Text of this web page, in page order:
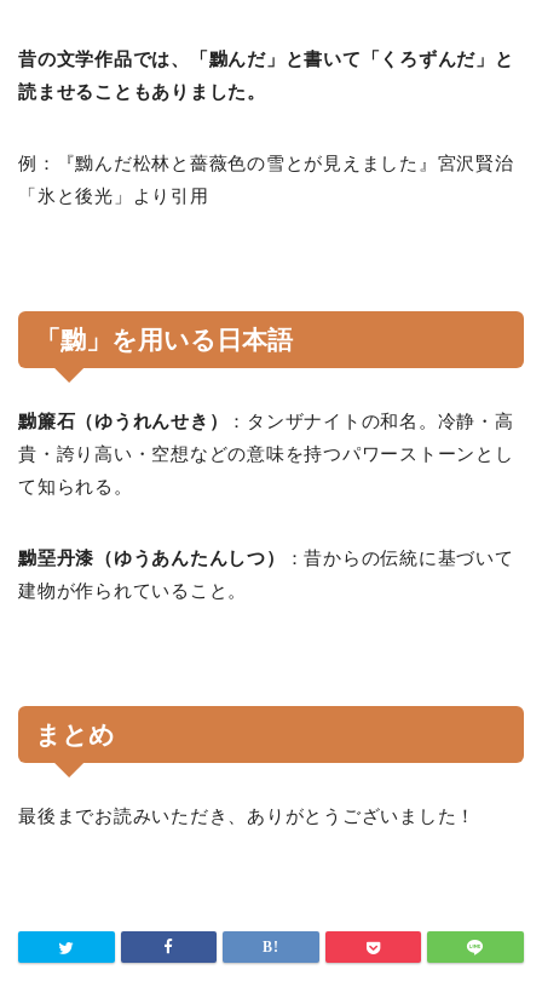
昔の文学作品では、「黝んだ」と書いて「くろずんだ」と
読ませることもありました。
例：『黝んだ松林と薔薇色の雪とが見えました』宮沢賢治
「氷と後光」より引用
「黝」を用いる日本語
黝簾石（ゆうれんせき）
：タンザナイトの和名。冷静・高
貴・誇り高い・空想などの意味を持つパワーストーンとし
て知られる。
黝堊丹漆（ゆうあんたんしつ）
：昔からの伝統に基づいて
建物が作られていること。
まとめ
最後までお読みいただき、ありがとうございました！